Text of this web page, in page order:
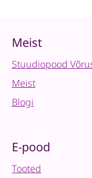
Meist
Stuudiopood
Meist
Blogi
E-pood
Tooted